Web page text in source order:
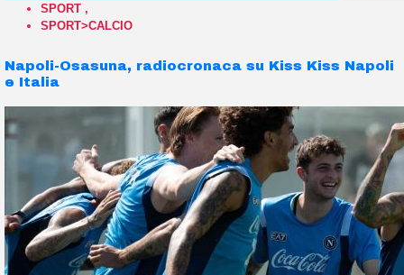
SPORT ,
SPORT>CALCIO
Napoli-Osasuna, radiocronaca su Kiss Kiss Napoli
e Italia